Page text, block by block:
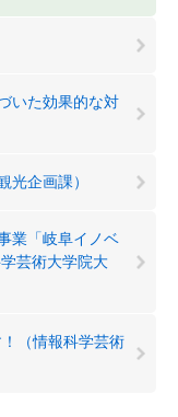
いた効果的な対
光企画課）
業「岐阜イノベ
芸術大学院大
（情報科学芸術